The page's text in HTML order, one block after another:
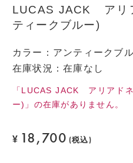
LUCAS JACK アリ
ティークブルー)
カラー ： アンティークブ
在庫状況：在庫なし
「LUCAS JACK アリアド
ー)」の在庫がありません。
¥ 18,700 (税込)